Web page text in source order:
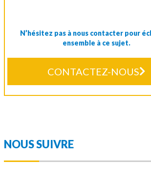
N’hésitez pas à nous contacter pour
ensemble à ce sujet.
CONTACTEZ-NOUS
NOUS SUIVRE